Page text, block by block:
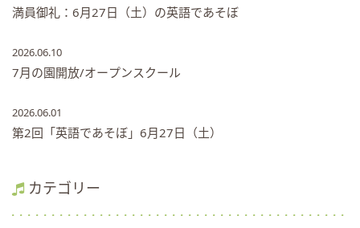
満員御礼：6月27日（土）の英語であそぼ
2026.06.10
7月の園開放/オープンスクール
2026.06.01
第2回「英語であそぼ」6月27日（土）
カテゴリー